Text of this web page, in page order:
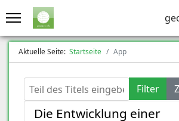
Aktuelle Seite: Startseite App
Teil des Titels eingeben Filter
Die Entwicklung einer